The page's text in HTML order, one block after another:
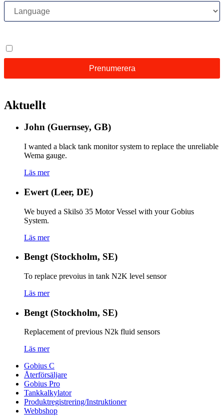
Aktuellt
John (Guernsey, GB)
I wanted a black tank monitor system to replace the unreliable
Wema gauge.
Läs mer
Ewert (Leer, DE)
We buyed a Skilsö 35 Motor Vessel with your Gobius
System.
Läs mer
Bengt (Stockholm, SE)
To replace prevoius in tank N2K level sensor
Läs mer
Bengt (Stockholm, SE)
Replacement of previous N2k fluid sensors
Läs mer
Gobius C
Återförsäljare
Gobius Pro
Tankkalkylator
Produktregistrering/Instruktioner
Webbshop